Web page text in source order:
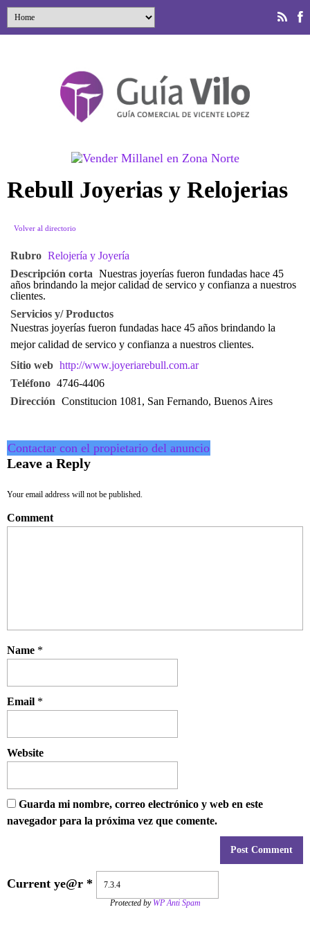
Rebull Joyerias y Relojerias
Volver al directorio
Rubro Relojería y Joyería
Descripción corta Nuestras joyerías fueron fundadas hace 45
años brindando la mejor calidad de servico y confianza a nuestros
clientes.
Servicios y/ Productos
Nuestras joyerías fueron fundadas hace 45 años brindando la
mejor calidad de servico y confianza a nuestros clientes.
Sitio web http://www.joyeriarebull.com.ar
Teléfono 4746-4406
Dirección Constitucion 1081, San Fernando, Buenos Aires
Contactar con el propietario del anuncio
Leave a Reply
Your email address will not be published.
Comment
Name *
Email *
Website
Guarda mi nombre, correo electrónico y web en este
navegador para la próxima vez que comente.
Current ye@r *
Protected by WP Anti Spam